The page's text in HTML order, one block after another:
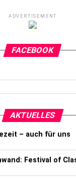
ADVERTISEMENT
FACEBOOK
AKTUELLES
– auch für uns
Festival of